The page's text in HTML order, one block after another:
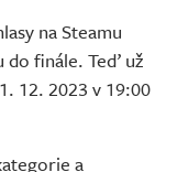
na Steamu
do finále. Teď už
12. 2023 v 19:00
a